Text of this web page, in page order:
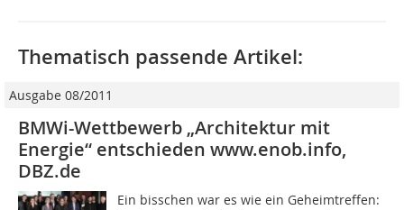
Thematisch passende Artikel:
Ausgabe 08/2011
BMWi-Wettbewerb „Architektur mit
Energie“ entschieden www.enob.info,
DBZ.de
Ein bisschen war es wie ein Geheimtreffen: